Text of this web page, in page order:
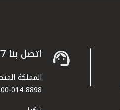
اتصل بنا 24/7 "الخدمة الهاتفية" 1803333
المملكة
014-8898